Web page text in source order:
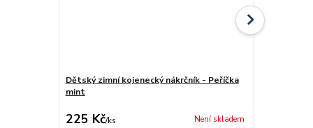
Dětský zimní kojenecký nákrčník - Peříčka
mint
225 Kč/ks Není skladem